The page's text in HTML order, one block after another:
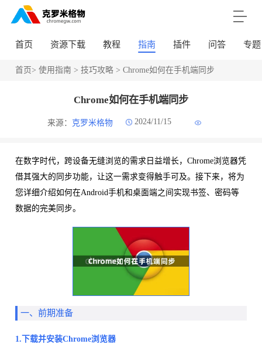
首页 资源下载 教程 指南 插件 问答 专题
首页> 使用指南 > 技巧攻略> Chrome如何在手机端同步
Chrome如何在手机端同步
来源： 克罗米格物 2024/11/15
在数字时代，跨设备无缝浏览的需求日益增长，Chrome浏览器凭
借其强大的同步功能，让这一需求变得触手可及。接下来，将为
您详细介绍如何在Android手机和桌面端之间实现书签、密码等
数据的完美同步。
一、前期准备
1.下载并安装Chrome浏览器